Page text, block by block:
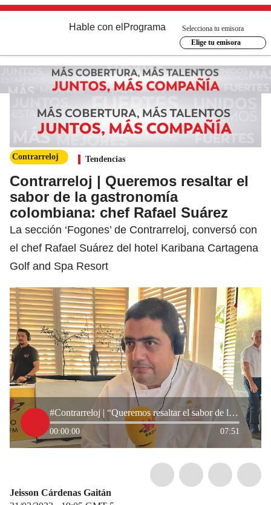
Hable con el Programa
Selecciona tu emisora
Elige tu emisora
Contrarreloj Tendencias
Contrarreloj | Queremos resaltar el
sabor de la gastronomía
colombiana: chef Rafael Suárez
La sección ‘Fogones’ de Contrarreloj, conversó con
el chef Rafael Suárez del hotel Karibana Cartagena
Golf and Spa Resort
#Contrarreloj | “Queremos resaltar el sabor de la gastronomía colombiana”
00:00:00 07:51
Jeisson Cárdenas Gaitán